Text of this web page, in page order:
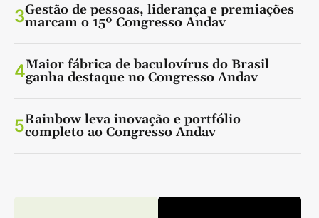
3Gestão de pessoas, liderança e premiações
marcam o 15º Congresso Andav
4Maior fábrica de baculovírus do Brasil
ganha destaque no Congresso Andav
5Rainbow leva inovação e portfólio
completo ao Congresso Andav